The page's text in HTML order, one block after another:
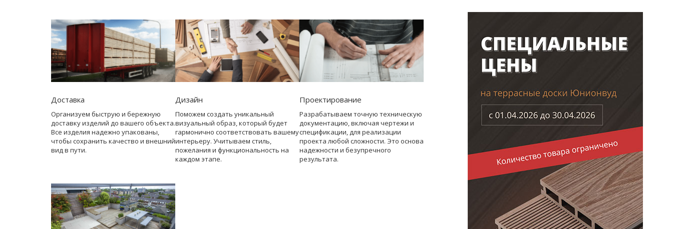
Доставка
Организуем быструю и бережную
доставку изделий до вашего объекта.
Все изделия надежно упакованы,
чтобы сохранить качество и внешний
вид в пути.
Дизайн
Поможем создать уникальный
визуальный образ, который будет
гармонично соответствовать вашему
интерьеру. Учитываем стиль,
пожелания и функциональность на
каждом этапе.
Проектирование
Разрабатываем точную техническую
документацию, включая чертежи и
спецификации, для реализации
проекта любой сложности. Это основа
надежности и безупречного
результата.